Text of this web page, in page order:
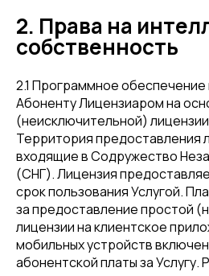
2. Права на
собственность
2.1 Программное
Абоненту Лицензиаром на
(неисключительной)
Территория предоставления
входящие в Содружество
(СНГ). Лицензия
срок пользования Услугой.
за предоставление простой
лицензии на клиентское
мобильных устройств
абонентской платы за Услугу.